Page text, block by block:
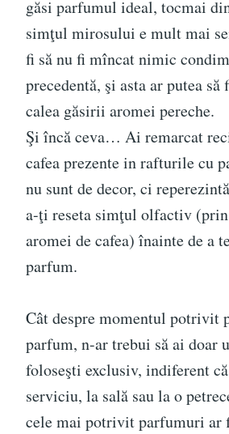
găsi parfumul ideal, tocmai
simţul mirosului e mult mai
fi să nu fi mîncat nimic
precedentă, şi asta ar putea
calea găsirii aromei pereche.
Şi încă ceva… Ai remarcat
cafea prezente in rafturile cu
nu sunt de decor, ci
a-ţi reseta simţul olfactiv
aromei de cafea) înainte de a
parfum.
Cât despre momentul potrivit
parfum, n-ar trebui să ai doar
foloseşti exclusiv, indiferent
serviciu, la sală sau la o
cele mai potrivit parfumuri ar